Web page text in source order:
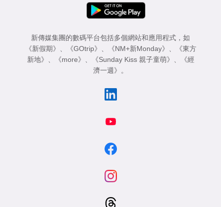
新傳媒集團的數碼平台包括多個網站和應用程式，如
《新假期》
《GOtrip》 《NM+新Monday》
《東方
新地》
《more》 《Sunday Kiss 親子童萌》
《經
濟一週》
。